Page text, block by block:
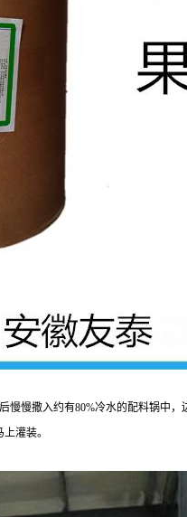
慢慢撒入约有80%冷水的配料锅中
灌装。